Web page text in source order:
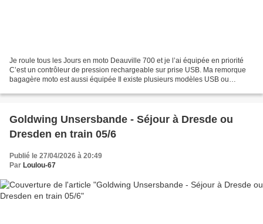
Je roule tous les Jours en moto Deauville 700 et je l’ai équipée en priorité
C’est un contrôleur de pression rechargeable sur prise USB. Ma remorque
bagagère moto est aussi équipée Il existe plusieurs modèles USB ou
Goldwing Unsersbande - Séjour à Dresde ou
Dresden en train 05/6
Publié le 27/04/2026 à 20:49
Par Loulou-67